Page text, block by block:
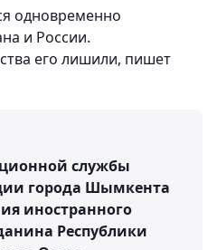
одновременно
и России.
его лишили, пишет
службы
города Шымкента
иностранного
Республики